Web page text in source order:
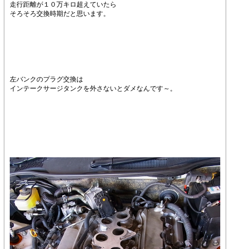
走行距離が１０万キロ超えていたら
そろそろ交換時期だと思います。
左バンクのプラグ交換は
インテークサージタンクを外さないとダメなんです～。